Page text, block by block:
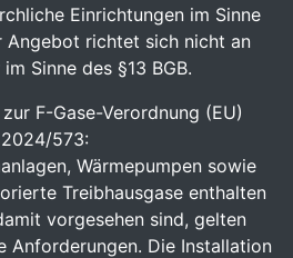
Einrichtungen im Sinne
Angebot richtet sich nicht an
Sinne des §13 BGB.
F-Gase-Verordnung (EU)
2024/573:
Wärmepumpen sowie
Treibhausgase enthalten
vorgesehen sind, gelten
Anforderungen. Die Installation